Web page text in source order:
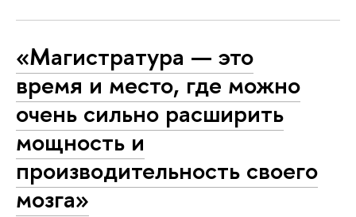
«Магистратура — это
время и место, где можно
очень сильно расширить
мощность и
производительность своего
мозга»